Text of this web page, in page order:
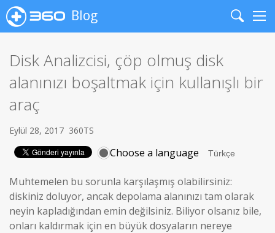
Blog
Search
Disk Analizcisi, çöp olmuş disk
alanınızı boşaltmak için kullanışlı bir
araç
Eylül 28, 2017 360TS
Choose a language
Muhtemelen bu sorunla karşılaşmış olabilirsiniz:
diskiniz doluyor, ancak depolama alanınızı tam olarak
neyin kapladığından emin değilsiniz. Biliyor olsanız bile,
onları kaldırmak için en büyük dosyaların nereye